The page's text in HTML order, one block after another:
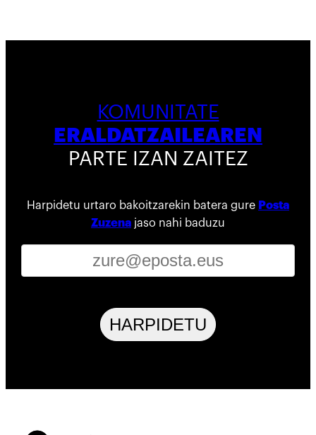
KOMUNITATE
ERALDATZAILEAREN
PARTE IZAN ZAITEZ
Harpidetu urtaro bakoitzarekin batera gure Posta
Zuzena jaso nahi baduzu
HARPIDETU